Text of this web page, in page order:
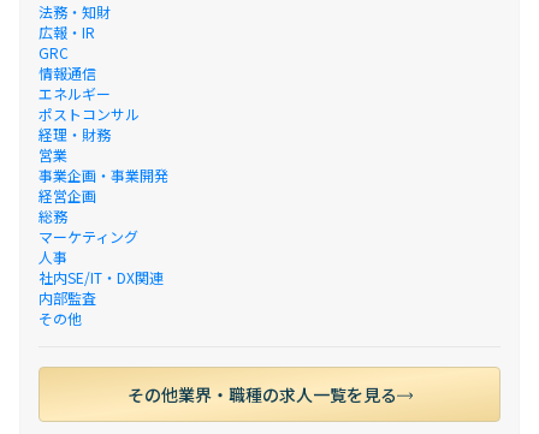
法務・知財
広報・IR
GRC
情報通信
エネルギー
ポストコンサル
経理・財務
営業
事業企画・事業開発
経営企画
総務
マーケティング
人事
社内SE/IT・DX関連
内部監査
その他
その他業界・職種の求人一覧を見る